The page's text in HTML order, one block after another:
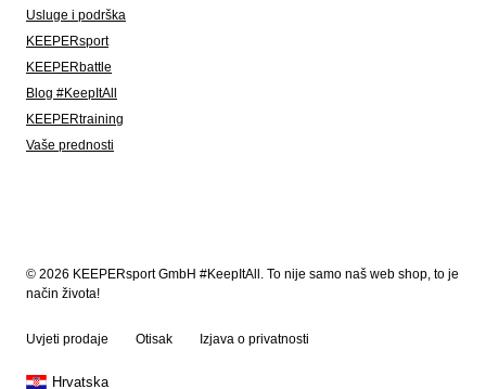
Usluge i podrška
KEEPERsport
KEEPERbattle
Blog #KeepItAll
KEEPERtraining
Vaše prednosti
© 2026 KEEPERsport GmbH #KeepItAll. To nije samo naš web shop, to je
način života!
Uvjeti prodaje Otisak Izjava o privatnosti
Hrvatska